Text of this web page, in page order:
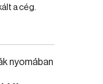
a cég.